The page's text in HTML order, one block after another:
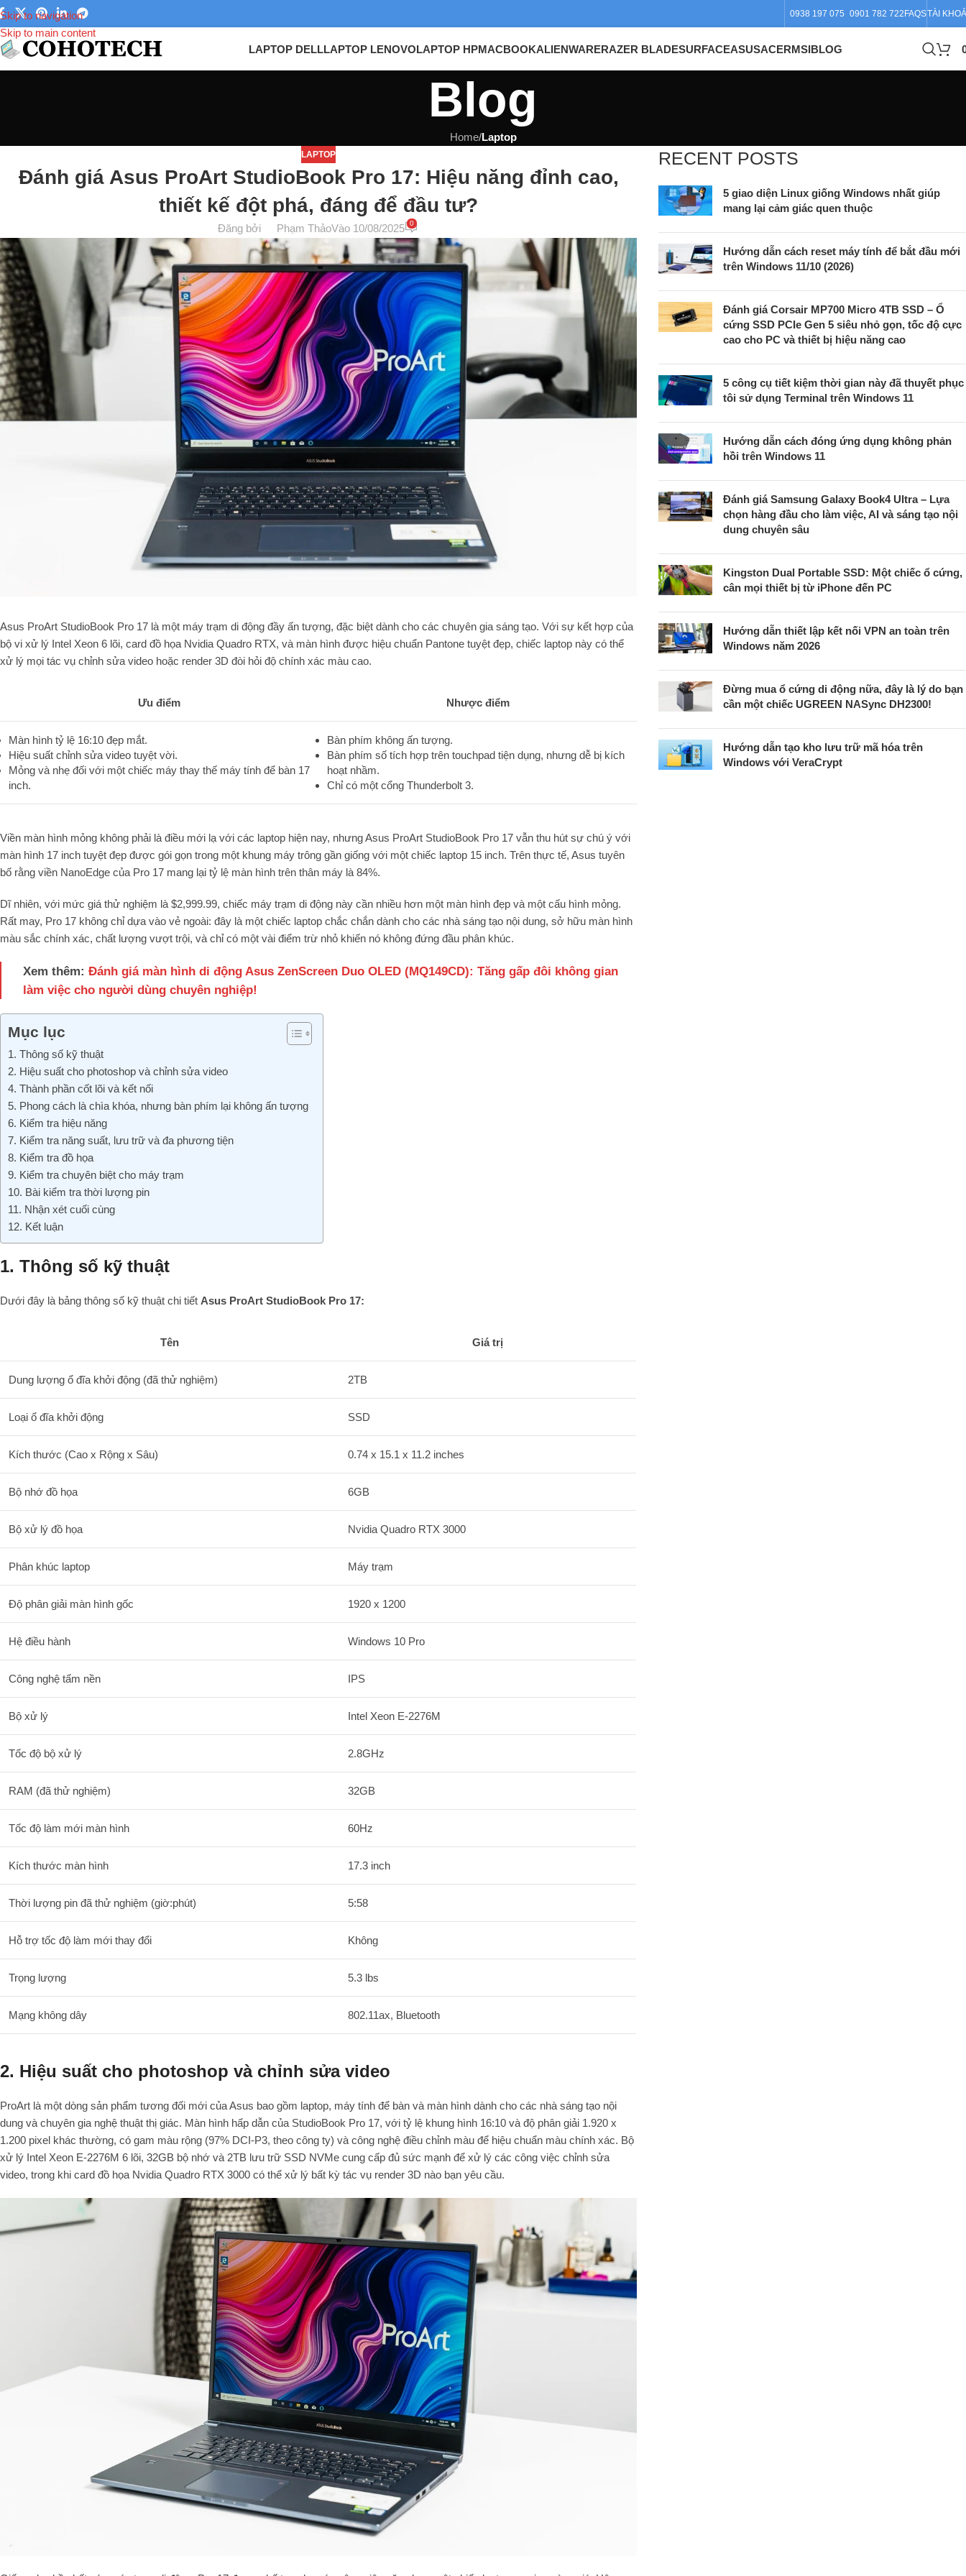
Skip to navigation
Skip to main content
0938 197 075 0901 782 722 FAQSTÀI
LAPTOP DELLLAPTOP LENOVOLAPTOP HPMACBOOKALIENWARERAZER BLADESURFACEASUSACERMSIBLOG
Blog
Home/Laptop
LAPTOP
Đánh giá Asus ProArt StudioBook Pro 17: Hiệu năng đỉnh cao,
thiết kế đột phá, đáng để đầu tư?
Đăng bởi Phạm ThảoVào 10/08/2025 0
Asus ProArt StudioBook Pro 17 là một máy trạm di động đầy ấn tượng, đặc biệt dành cho các chuyên gia sáng tạo. Với sự kết hợp của
bộ vi xử lý Intel Xeon 6 lõi, card đồ họa Nvidia Quadro RTX, và màn hình được hiệu chuẩn Pantone tuyệt đẹp, chiếc laptop này có thể
xử lý mọi tác vụ chỉnh sửa video hoặc render 3D đòi hỏi độ chính xác màu cao.
Ưu điểm Nhược điểm
Màn hình tỷ lệ 16:10 đẹp mắt.
Hiệu suất chỉnh sửa video tuyệt vời.
Mỏng và nhẹ đối với một chiếc máy thay thế máy tính để bàn 17
inch.
Bàn phím không ấn tượng.
Bàn phím số tích hợp trên touchpad tiện dụng, nhưng dễ bị kích
hoạt nhầm.
Chỉ có một cổng Thunderbolt 3.
Viền màn hình mỏng không phải là điều mới lạ với các laptop hiện nay, nhưng Asus ProArt StudioBook Pro 17 vẫn thu hút sự chú ý với
màn hình 17 inch tuyệt đẹp được gói gọn trong một khung máy trông gần giống với một chiếc laptop 15 inch. Trên thực tế, Asus tuyên
bố rằng viền NanoEdge của Pro 17 mang lại tỷ lệ màn hình trên thân máy là 84%.
Dĩ nhiên, với mức giá thử nghiệm là $2,999.99, chiếc máy trạm di động này cần nhiều hơn một màn hình đẹp và một cấu hình mỏng.
Rất may, Pro 17 không chỉ dựa vào vẻ ngoài: đây là một chiếc laptop chắc chắn dành cho các nhà sáng tạo nội dung, sở hữu màn hình
màu sắc chính xác, chất lượng vượt trội, và chỉ có một vài điểm trừ nhỏ khiến nó không đứng đầu phân khúc.
Xem thêm: Đánh giá màn hình di động Asus ZenScreen Duo OLED (MQ149CD): Tăng gấp đôi không gian
làm việc cho người dùng chuyên nghiệp!
Mục lục
1. Thông số kỹ thuật
2. Hiệu suất cho photoshop và chỉnh sửa video
4. Thành phần cốt lõi và kết nối
5. Phong cách là chìa khóa, nhưng bàn phím lại không ấn tượng
6. Kiểm tra hiệu năng
7. Kiểm tra năng suất, lưu trữ và đa phương tiện
8. Kiểm tra đồ họa
9. Kiểm tra chuyên biệt cho máy trạm
10. Bài kiểm tra thời lượng pin
11. Nhận xét cuối cùng
12. Kết luận
1. Thông số kỹ thuật
Dưới đây là bảng thông số kỹ thuật chi tiết Asus ProArt StudioBook Pro 17:
Tên Giá trị
Dung lượng ổ đĩa khởi động (đã thử nghiệm) 2TB
Loại ổ đĩa khởi động SSD
Kích thước (Cao x Rộng x Sâu) 0.74 x 15.1 x 11.2 inches
Bộ nhớ đồ họa 6GB
Bộ xử lý đồ họa Nvidia Quadro RTX 3000
Phân khúc laptop Máy trạm
Độ phân giải màn hình gốc 1920 x 1200
Hệ điều hành Windows 10 Pro
Công nghệ tấm nền IPS
Bộ xử lý Intel Xeon E-2276M
Tốc độ bộ xử lý 2.8GHz
RAM (đã thử nghiệm) 32GB
Tốc độ làm mới màn hình 60Hz
Kích thước màn hình 17.3 inch
Thời lượng pin đã thử nghiệm (giờ:phút) 5:58
Hỗ trợ tốc độ làm mới thay đổi Không
Trọng lượng 5.3 lbs
Mạng không dây 802.11ax, Bluetooth
2. Hiệu suất cho photoshop và chỉnh sửa video
ProArt là một dòng sản phẩm tương đối mới của Asus bao gồm laptop, máy tính để bàn và màn hình dành cho các nhà sáng tạo nội
dung và chuyên gia nghệ thuật thị giác. Màn hình hấp dẫn của StudioBook Pro 17, với tỷ lệ khung hình 16:10 và độ phân giải 1.920 x
1.200 pixel khác thường, có gam màu rộng (97% DCI-P3, theo công ty) và công nghệ điều chỉnh màu để hiệu chuẩn màu chính xác. Bộ
xử lý Intel Xeon E-2276M 6 lõi, 32GB bộ nhớ và 2TB lưu trữ SSD NVMe cung cấp đủ sức mạnh để xử lý các công việc chỉnh sửa
video, trong khi card đồ họa Nvidia Quadro RTX 3000 có thể xử lý bất kỳ tác vụ render 3D nào bạn yêu cầu.
RECENT POSTS
5 giao diện Linux giống Windows nhất giúp
mang lại cảm giác quen thuộc
Hướng dẫn cách reset máy tính để bắt đầu mới
trên Windows 11/10 (2026)
Đánh giá Corsair MP700 Micro 4TB SSD – Ổ
cứng SSD PCIe Gen 5 siêu nhỏ gọn, tốc độ cực
cao cho PC và thiết bị hiệu năng cao
5 công cụ tiết kiệm thời gian này đã thuyết phục
tôi sử dụng Terminal trên Windows 11
Hướng dẫn cách đóng ứng dụng không phản
hồi trên Windows 11
Đánh giá Samsung Galaxy Book4 Ultra – Lựa
chọn hàng đầu cho làm việc, AI và sáng tạo nội
dung chuyên sâu
Kingston Dual Portable SSD: Một chiếc ổ cứng,
cân mọi thiết bị từ iPhone đến PC
Hướng dẫn thiết lập kết nối VPN an toàn trên
Windows năm 2026
Đừng mua ổ cứng di động nữa, đây là lý do bạn
cần một chiếc UGREEN NASync DH2300!
Hướng dẫn tạo kho lưu trữ mã hóa trên
Windows với VeraCrypt